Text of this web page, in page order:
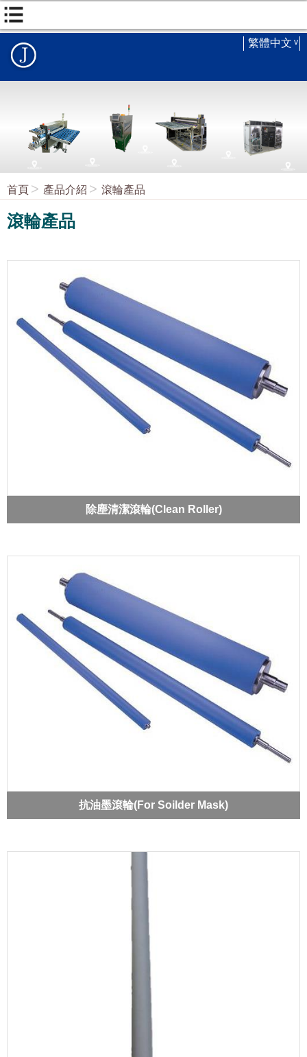
繁體中文
首頁 產品介紹 滾輪產品
滾輪產品
除塵清潔滾輪(Clean Roller)
抗油墨滾輪(For Soilder Mask)